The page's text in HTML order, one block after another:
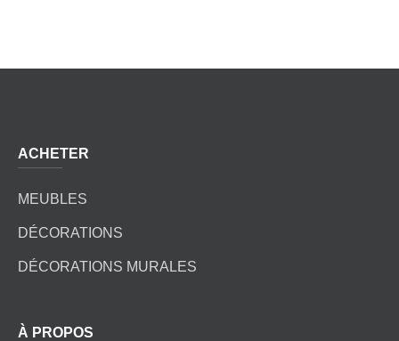
ACHETER
MEUBLES
DÉCORATIONS
DÉCORATIONS MURALES
À PROPOS